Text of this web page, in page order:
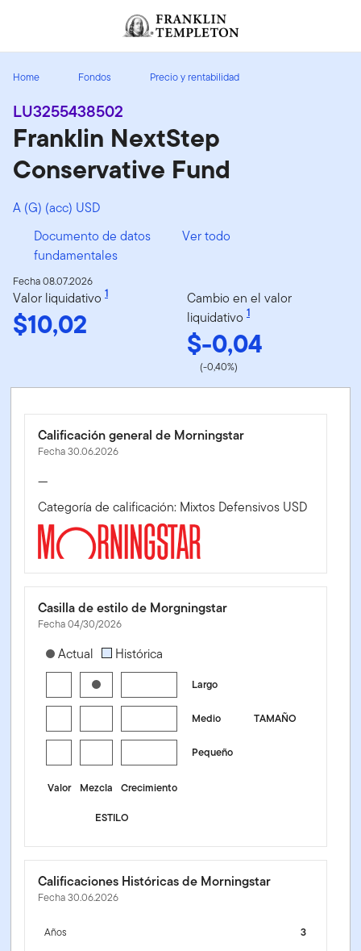
Home Fondos Precio y rentabilidad
LU3255438502
Franklin NextStep
Conservative Fund
A (G) (acc) USD
Documento de datos
fundamentales
Ver todo
Fecha 08.07.2026
Valor liquidativo 1
$10,02
Cambio en el valor
liquidativo 1
$-0,04
(-0,40%)
Calificación general de Morningstar
Fecha 30.06.2026
—
Categoría de calificación: Mixtos Defensivos USD
Casilla de estilo de Morgningstar
Fecha 04/30/2026
[products.morningstar-stylebox-title-sr-equity]
Actual Histórica
Largo
TAMAÑO
Medio
Pequeño
Valor Mezcla
Crecimiento
ESTILO
Calificaciones Históricas de Morningstar
Fecha 30.06.2026
Años
3